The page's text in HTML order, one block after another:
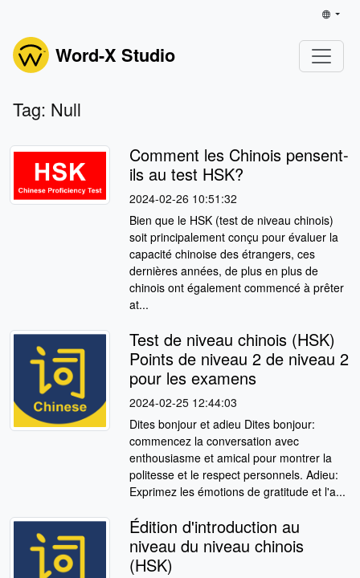
Word-X Studio
Tag: Null
Comment les Chinois pensent-
ils au test HSK?
2024-02-26 10:51:32
Bien que le HSK (test de niveau chinois)
soit principalement conçu pour évaluer la
capacité chinoise des étrangers, ces
dernières années, de plus en plus de
chinois ont également commencé à prêter
at...
Test de niveau chinois (HSK)
Points de niveau 2 de niveau 2
pour les examens
2024-02-25 12:44:03
Dites bonjour et adieu Dites bonjour:
commencez la conversation avec
enthousiasme et amical pour montrer la
politesse et le respect personnels. Adieu:
Exprimez les émotions de gratitude et l'a...
Édition d'introduction au
niveau du niveau chinois
(HSK)